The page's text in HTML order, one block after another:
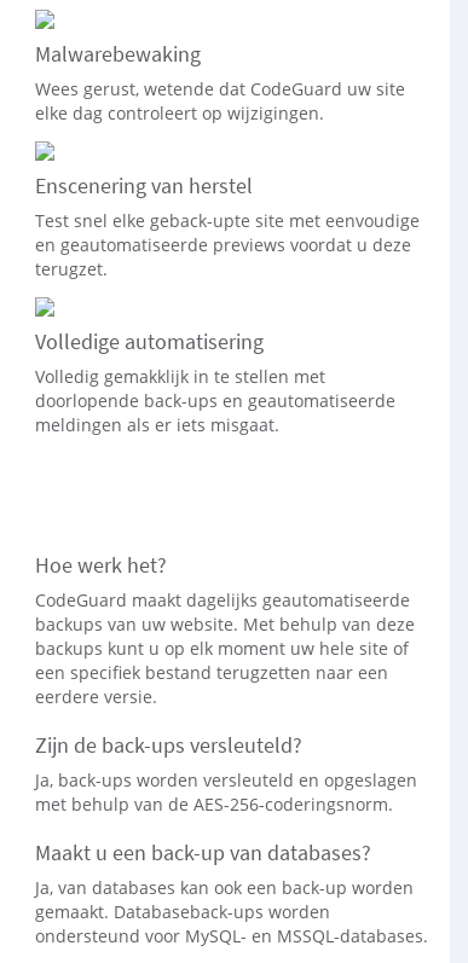
Malwarebewaking
Wees gerust, wetende dat CodeGuard uw site
elke dag controleert op wijzigingen.
Enscenering van herstel
Test snel elke geback-upte site met eenvoudige
en geautomatiseerde previews voordat u deze
terugzet.
Volledige automatisering
Volledig gemakklijk in te stellen met
doorlopende back-ups en geautomatiseerde
meldingen als er iets misgaat.
Hoe werk het?
CodeGuard maakt dagelijks geautomatiseerde
backups van uw website. Met behulp van deze
backups kunt u op elk moment uw hele site of
een specifiek bestand terugzetten naar een
eerdere versie.
Zijn de back-ups versleuteld?
Ja, back-ups worden versleuteld en opgeslagen
met behulp van de AES-256-coderingsnorm.
Maakt u een back-up van databases?
Ja, van databases kan ook een back-up worden
gemaakt. Databaseback-ups worden
ondersteund voor MySQL- en MSSQL-databases.